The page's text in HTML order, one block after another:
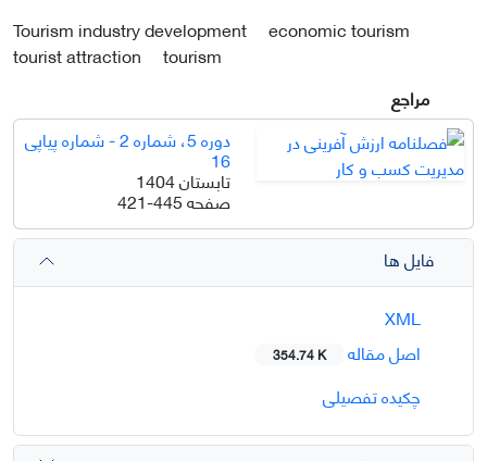
Tourism industry development
economic tourism
tourist attraction
tourism
مراجع
دوره 5، شماره 2 - شماره پیاپی
16
تابستان 1404
صفحه421-445
فایل ها
اصل مقاله
354.74 K
چکیده تفصیلی